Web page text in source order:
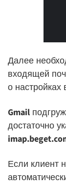
Далее
входящей
о
Gmail
достаточно
Если клиент